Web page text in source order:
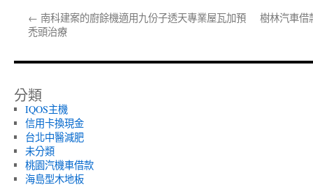
← 南科建案的廚餘機適用九份子透天專業屋瓦加預
禿頭治療
樹林汽車借
分類
IQOS主機
信用卡換現金
台北中醫減肥
未分類
桃園汽機車借款
海島型木地板